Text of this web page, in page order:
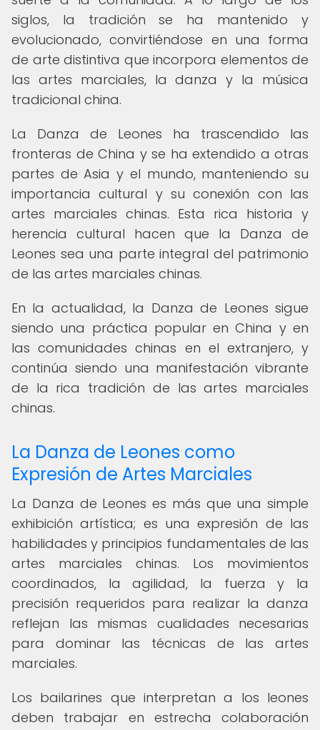
siglos, la tradición se ha mantenido y
evolucionado, convirtiéndose en una forma
de arte distintiva que incorpora elementos de
las artes marciales, la danza y la música
tradicional china.
La Danza de Leones ha trascendido las
fronteras de China y se ha extendido a otras
partes de Asia y el mundo, manteniendo su
importancia cultural y su conexión con las
artes marciales chinas. Esta rica historia y
herencia cultural hacen que la Danza de
Leones sea una parte integral del patrimonio
de las artes marciales chinas.
En la actualidad, la Danza de Leones sigue
siendo una práctica popular en China y en
las comunidades chinas en el extranjero, y
continúa siendo una manifestación vibrante
de la rica tradición de las artes marciales
chinas.
La Danza de Leones como
Expresión de Artes Marciales
La Danza de Leones es más que una simple
exhibición artística; es una expresión de las
habilidades y principios fundamentales de las
artes marciales chinas. Los movimientos
coordinados, la agilidad, la fuerza y la
precisión requeridos para realizar la danza
reflejan las mismas cualidades necesarias
para dominar las técnicas de las artes
marciales.
Los bailarines que interpretan a los leones
deben trabajar en estrecha colaboración